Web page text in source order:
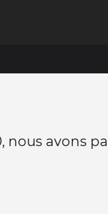
nous avons